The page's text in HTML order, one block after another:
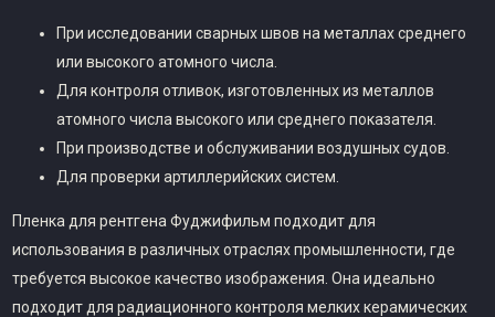
При исследовании сварных швов на металлах среднего
или высокого атомного числа.
Для контроля отливок, изготовленных из металлов
атомного числа высокого или среднего показателя.
При производстве и обслуживании воздушных судов.
Для проверки артиллерийских систем.
Пленка для рентгена Фуджифильм подходит для
использования в различных отраслях промышленности, где
требуется высокое качество изображения. Она идеально
подходит для радиационного контроля мелких керамических